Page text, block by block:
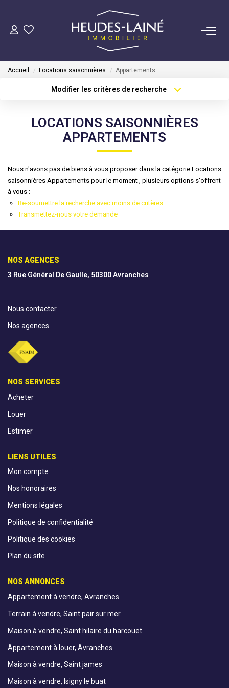
VENDRE
GÉRER
Mise En Location
Gestion Locative
Accueil Locations saisonnières Appartements
Modifier les critères de recherche
Sélectionnez...
Type de bien
Surface min
Créer une alerte
LOCATIONS SAISONNIÈRES
APPARTEMENTS
Nous n'avons pas de biens à vous proposer dans la catégorie Locations
saisonnières Appartements pour le moment , plusieurs options s'offrent
à vous :
Re-soumettre la recherche avec moins de critères.
Transmettez-nous votre demande
NOS AGENCES
3 Rue Général De Gaulle, 50300 Avranches
Nous contacter
Nos agences
NOS SERVICES
Acheter
Louer
Estimer
LIENS UTILES
Mon compte
Nos honoraires
Mentions légales
Politique de confidentialité
Politique des cookies
Plan du site
NOS ANNONCES
Appartement à vendre, Avranches
Terrain à vendre, Saint pair sur mer
Maison à vendre, Saint hilaire du harcouet
Appartement à louer, Avranches
Maison à vendre, Saint james
Maison à vendre, Isigny le buat